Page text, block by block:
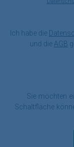
Sie möchten
Schaltfläche
Ich habe die
und die AGB